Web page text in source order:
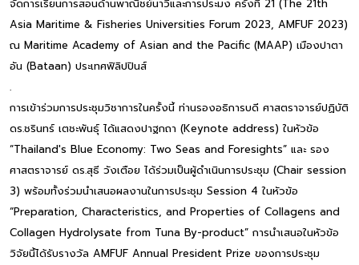
จัดการเรียนการสอนด้านพาณิชย์นาวีและการประมง ครั้งที่ 21 (The 21th
Asia Maritime & Fisheries Universities Forum 2023, AMFUF 2023)
ณ Maritime Academy of Asian and the Pacific (MAAP) เมืองปาตา
อัน (Bataan) ประเทศฟิลิปปินส์
.
การเข้าร่วมการประชุมวิชาการในครั้งนี้ ท่านรองอธิการบดี ศาสตราจารย์ปฏิบัติ
ดร.ชรินทร์ เตชะพันธุ์ ได้แสดงปาฐกถา (Keynote address) ในหัวข้อ
“Thailand's Blue Economy: Two Seas and Foresights” และ รอง
ศาสตราจารย์ ดร.สุธี วังเตือย ได้ร่วมเป็นผู้ดำเนินการประชุม (Chair session
3) พร้อมทั้งร่วมนำเสนอผลงานในการประชุม Session 4 ในหัวข้อ
“Preparation, Characteristics, and Properties of Collagens and
Collagen Hydrolysate from Tuna By-product” การนำเสนอในหัวข้อ
วิจัยนี้ได้รับรางวัล AMFUF Annual President Prize ของการประชุม